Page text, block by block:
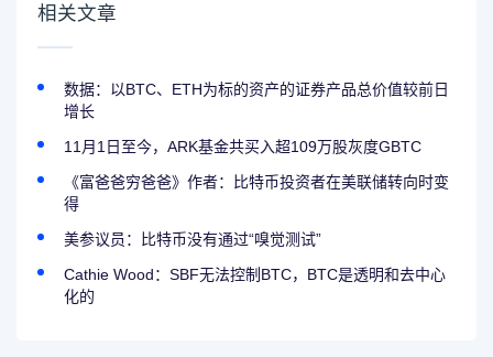
相关文章
数据：以BTC、ETH为标的资产的证券产品总价值较前日
增长
11月1日至今，ARK基金共买入超109万股灰度GBTC
《富爸爸穷爸爸》作者：比特币投资者在美联储转向时变
得
美参议员：比特币没有通过“嗅觉测试”
Cathie Wood：SBF无法控制BTC，BTC是透明和去中心
化的